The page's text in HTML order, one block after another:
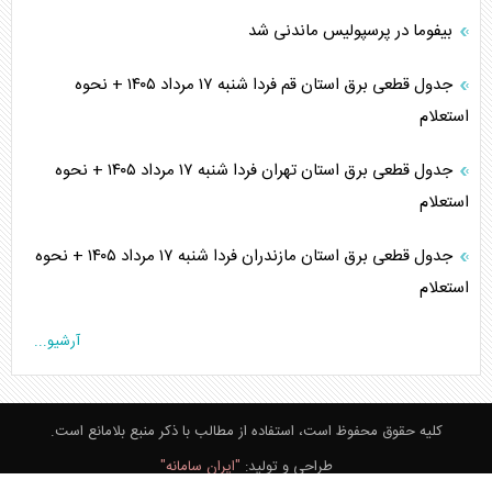
بیفوما در پرسپولیس ماندنی شد
جدول قطعی برق استان قم فردا شنبه ۱۷ مرداد ۱۴۰۵ + نحوه
استعلام
جدول قطعی برق استان تهران فردا شنبه ۱۷ مرداد ۱۴۰۵ + نحوه
استعلام
جدول قطعی برق استان مازندران فردا شنبه ۱۷ مرداد ۱۴۰۵ + نحوه
استعلام
آرشیو...
کلیه حقوق محفوظ است، استفاده از مطالب با ذکر منبع بلامانع است.
طراحی و تولید: "ایران سامانه"